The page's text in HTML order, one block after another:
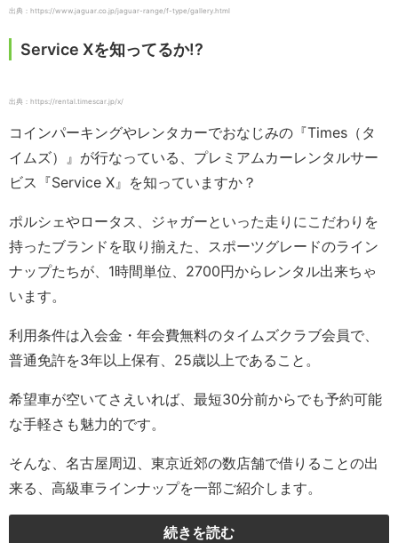
出典：https://www.jaguar.co.jp/jaguar-range/f-type/gallery.html
Service Xを知ってるか!?
出典：https://rental.timescar.jp/x/
コインパーキングやレンタカーでおなじみの『Times（タ
イムズ）』が行なっている、プレミアムカーレンタルサー
ビス『Service X』を知っていますか？
ポルシェやロータス、ジャガーといった走りにこだわりを
持ったブランドを取り揃えた、スポーツグレードのライン
ナップたちが、1時間単位、2700円からレンタル出来ちゃ
います。
利用条件は入会金・年会費無料のタイムズクラブ会員で、
普通免許を3年以上保有、25歳以上であること。
希望車が空いてさえいれば、最短30分前からでも予約可能
な手軽さも魅力的です。
そんな、名古屋周辺、東京近郊の数店舗で借りることの出
来る、高級車ラインナップを一部ご紹介します。
続きを読む